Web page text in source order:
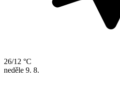
26/12 °C
neděle 9. 8.